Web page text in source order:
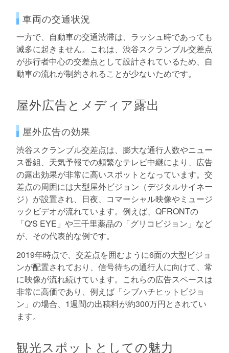
車両の交通状況
一方で、自動車の交通渋滞は、ラッシュ時であっても
滅多に起きません。これは、渋谷スクランブル交差点
が歩行者中心の交差点として設計されているため、自
動車の流れが制約されることが少ないためです。
屋外広告とメディア露出
屋外広告の効果
渋谷スクランブル交差点は、膨大な通行人数やニュー
ス番組、天気予報での頻繁なテレビ中継により、広告
の露出効果が非常に高いスポットとなっています。交
差点の周囲には大型屋外ビジョン（デジタルサイネー
ジ）が設置され、日夜、コマーシャル映像やミュージ
ックビデオが流れています。例えば、QFRONTの
「Q'S EYE」や三千里薬品の「グリコビジョン」など
が、その代表的な例です。
2019年時点で、交差点を囲むように6面の大型ビジョ
ンが配置されており、信号待ちの通行人に向けて、常
に映像が流れ続けています。これらの広告スペースは
非常に高価であり、例えば「シブハチヒットビジョ
ン」の場合、1週間の出稿料が約300万円とされてい
ます。
観光スポットとしての魅力